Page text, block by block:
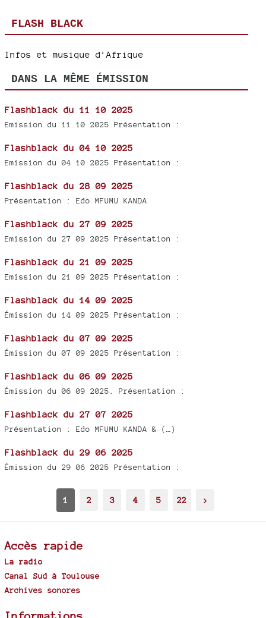
FLASH BLACK
Infos et musique d’Afrique
DANS LA MÊME ÉMISSION
Flashblack du 11 10 2025
Emission du 11 10 2025 Présentation :
Flashblack du 04 10 2025
Emission du 04 10 2025 Présentation :
Flashblack du 28 09 2025
Présentation : Edo MFUMU KANDA
Flashblack du 27 09 2025
Emission du 27 09 2025 Présentation :
Flashblack du 21 09 2025
Emission du 21 09 2025 Présentation :
Flashblack du 14 09 2025
Émission du 14 09 2025 Présentation :
Flashblack du 07 09 2025
Émission du 07 09 2025 Présentation :
Flashblack du 06 09 2025
Émission du 06 09 2025. Présentation :
Flashblack du 27 07 2025
Présentation : Edo MFUMU KANDA & (…)
Flashblack du 29 06 2025
Émission du 29 06 2025 Présentation :
1 2 3 4 5 22 >
Accès rapide
La radio
Canal Sud à Toulouse
Archives sonores